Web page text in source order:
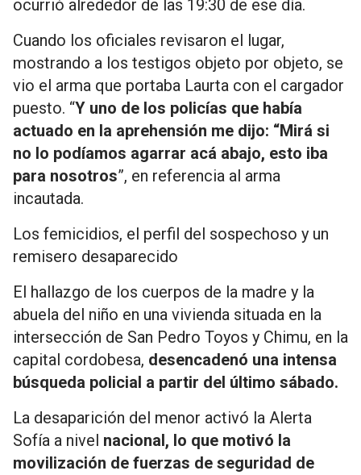
ocurrió alrededor de las 19:30 de ese día.
Cuando los oficiales revisaron el lugar,
mostrando a los testigos objeto por objeto, se
vio el arma que portaba Laurta con el cargador
puesto. “Y uno de los policías que había
actuado en la aprehensión me dijo: “Mirá si
no lo podíamos agarrar acá abajo, esto iba
para nosotros”, en referencia al arma
incautada.
Los femicidios, el perfil del sospechoso y un
remisero desaparecido
El hallazgo de los cuerpos de la madre y la
abuela del niño en una vivienda situada en la
intersección de San Pedro Toyos y Chimu, en la
capital cordobesa, desencadenó una intensa
búsqueda policial a partir del último sábado.
La desaparición del menor activó la Alerta
Sofía a nivel nacional, lo que motivó la
movilización de fuerzas de seguridad de